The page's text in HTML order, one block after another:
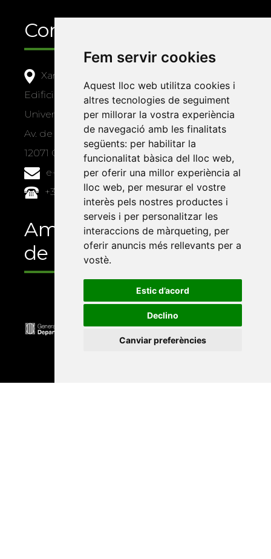
Fem servir cookies
Aquest lloc web utilitza cookies i
altres tecnologies de seguiment
per millorar la vostra experiència
de navegació amb les finalitats
següents: per habilitar la
funcionalitat bàsica del lloc web,
per oferir una millor experiència al
lloc web, per mesurar el vostre
interès pels nostres productes i
serveis i per personalitzar les
interaccions de màrqueting, per
oferir anuncis més rellevants per a
vostè.
Estic d’acord
Declino
Canviar preferències
Contacte
Xarxa Vives d'Universitats
Edifici Àgora
Universitat Jaume I, local 10
Av. de Vicent Sos Baynat, s/n
12071 Castelló de la Plana
e-buc@vives.org
+34 964 72 89 93
Amb el suport
de